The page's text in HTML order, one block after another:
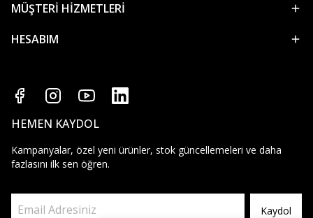
MÜŞTERİ HİZMETLERİ
HESABIM
HEMEN KAYDOL
Kampanyalar, özel yeni ürünler, stok güncellemeleri ve daha
fazlasını ilk sen öğren.
Kaydol